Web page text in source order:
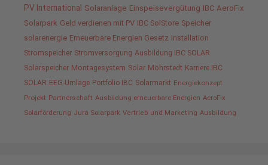
PV International Solaranlage Einspeisevergütung IBC AeroFix
Solarpark Geld verdienen mit PV IBC SolStore Speicher
solarenergie Erneuerbare Energien Gesetz Installation
Stromspeicher Stromversorgung Ausbildung IBC SOLAR
Solarspeicher Montagesystem Solar Möhrstedt Karriere IBC
SOLAR EEG-Umlage Portfolio IBC Solarmarkt Energiekonzept
Projekt Partnerschaft Ausbildung erneuerbare Energien AeroFix
Solarförderung Jura Solarpark Vertrieb und Marketing Ausbildung